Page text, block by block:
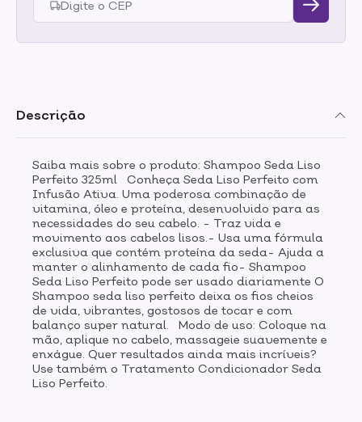
de uso: Coloque na mão, aplique no cabelo, massageie
suavemente e enxágue. Quer resultados ainda mais
incríveis? Use também o Tratamento Condicionador
Descrição
Saiba mais sobre o produto: Shampoo Seda Liso
Perfeito 325ml Conheça Seda Liso Perfeito com
Infusão Ativa. Uma poderosa combinação de
vitamina, óleo e proteína, desenvolvido para as
necessidades do seu cabelo. - Traz vida e
movimento aos cabelos lisos.- Usa uma fórmula
exclusiva que contém proteína da seda- Ajuda a
manter o alinhamento de cada fio- Shampoo
Seda Liso Perfeito pode ser usado diariamente O
Shampoo seda liso perfeito deixa os fios cheios
de vida, vibrantes, gostosos de tocar e com
balanço super natural. Modo de uso: Coloque na
mão, aplique no cabelo, massageie suavemente e
enxágue. Quer resultados ainda mais incríveis?
Use também o Tratamento Condicionador Seda
Liso Perfeito.